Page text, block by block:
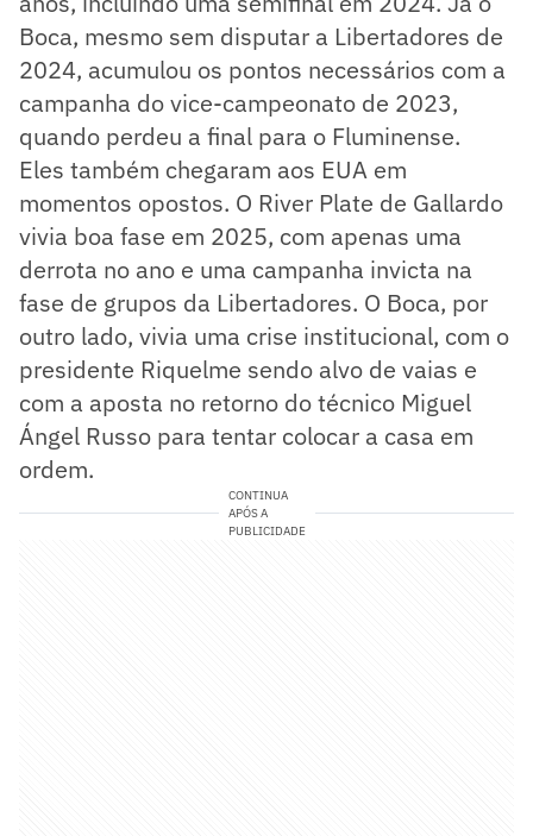
Boca, mesmo sem disputar a Libertadores de
2024, acumulou os pontos necessários com a
campanha do vice-campeonato de 2023,
quando perdeu a final para o Fluminense.
Eles também chegaram aos EUA em
momentos opostos. O River Plate de Gallardo
vivia boa fase em 2025, com apenas uma
derrota no ano e uma campanha invicta na
fase de grupos da Libertadores. O Boca, por
outro lado, vivia uma crise institucional, com o
presidente Riquelme sendo alvo de vaias e
com a aposta no retorno do técnico Miguel
Ángel Russo para tentar colocar a casa em
ordem.
CONTINUA
APÓS A
PUBLICIDADE